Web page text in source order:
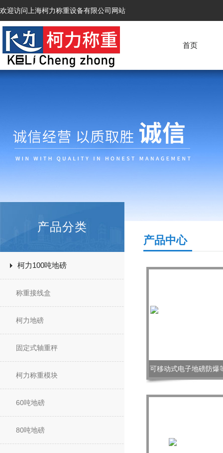
欢迎访问上海柯力称重设备有限公司网站
首页
产品分类
柯力100吨地磅
称重接线盒
柯力地磅
固定式轴重秤
柯力称重模块
60吨地磅
80吨地磅
产品中心
可移动式电子地磅防爆